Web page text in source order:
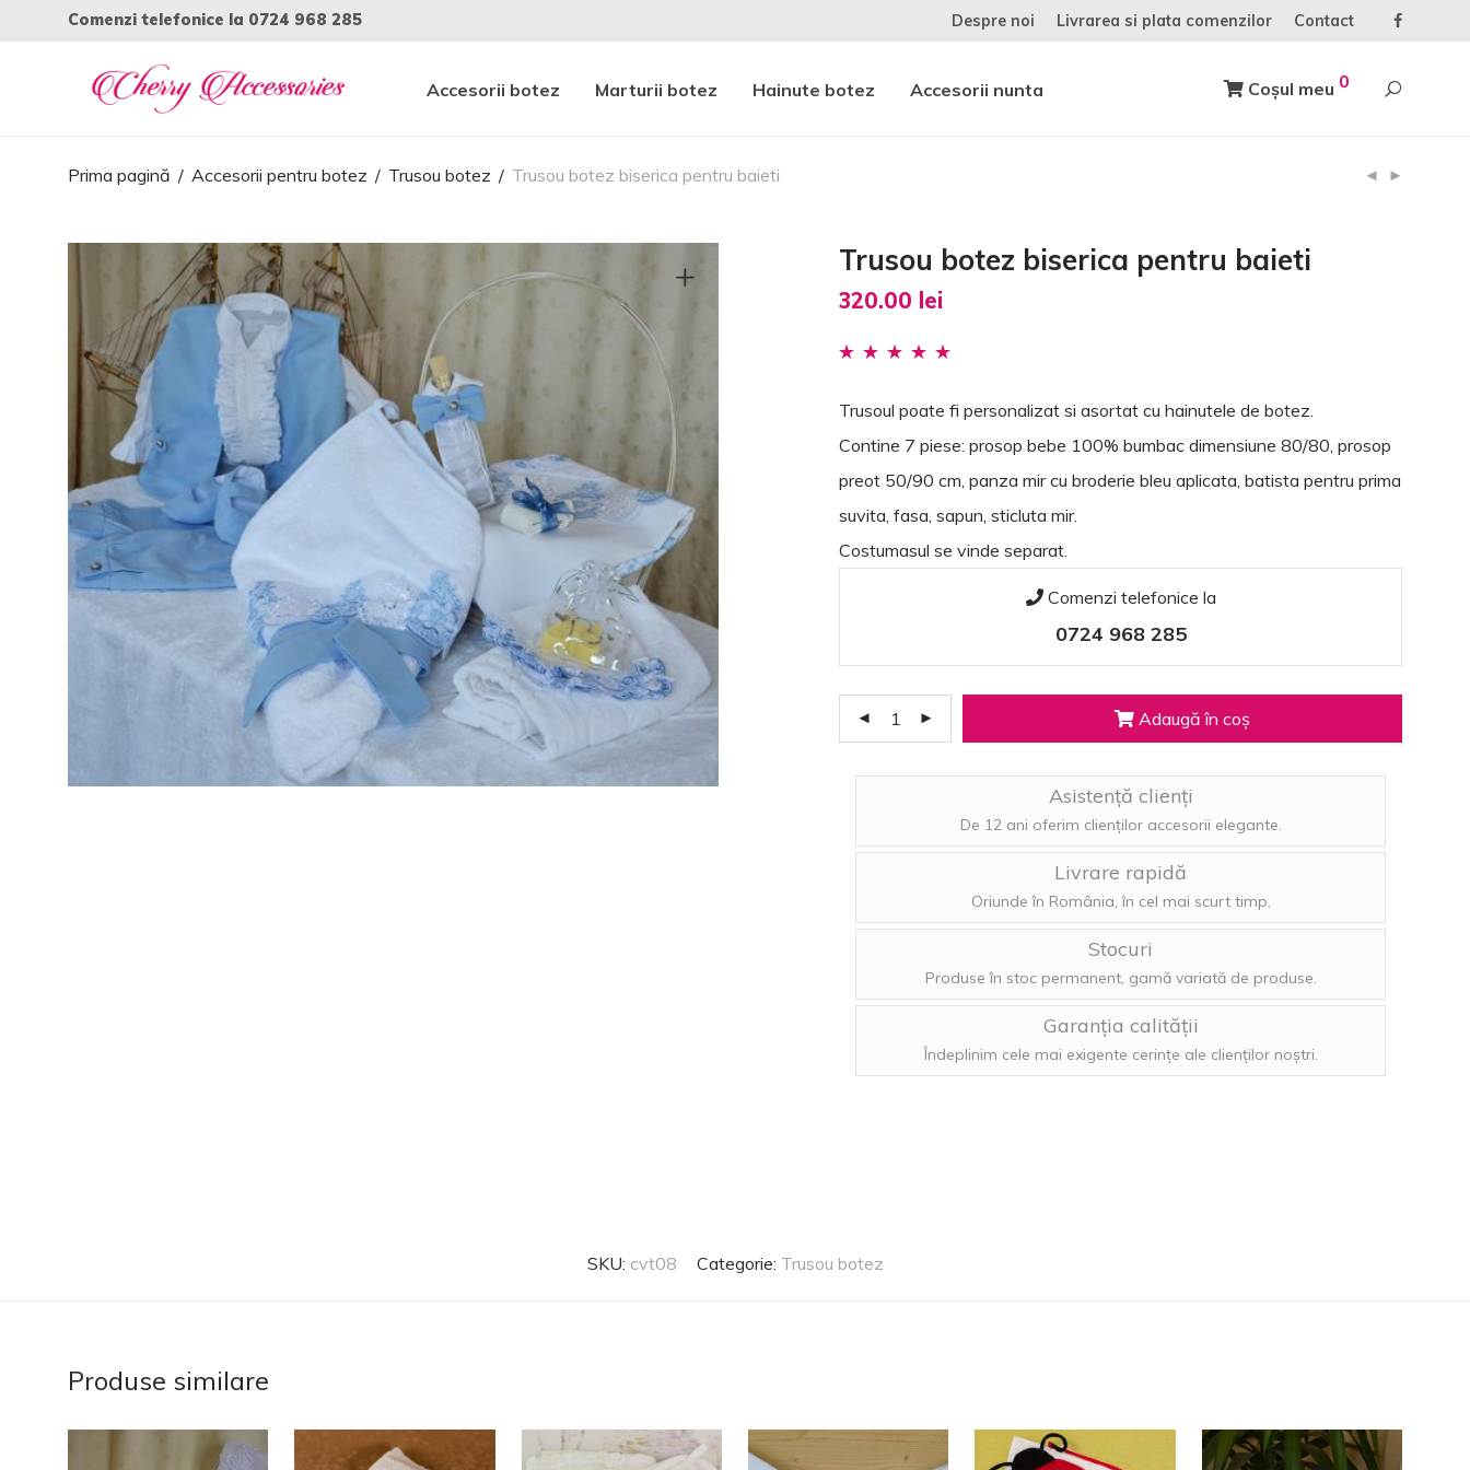
Comenzi telefonice la 0724 968 285 Despre noi Livrarea si plata comenzilor Contact
Accesorii botez Marturii botez Hainute botez Accesorii nunta Coșul meu 0
Prima pagină / Accesorii pentru botez / Trusou botez / Trusou botez biserica pentru baieti
Trusou botez biserica pentru baieti
320.00 lei
din 5 pe baza
unei evaluări a
Trusoul poate fi personalizat si asortat cu hainutele de botez.
Contine 7 piese: prosop bebe 100% bumbac dimensiune 80/80, prosop
preot 50/90 cm, panza mir cu broderie bleu aplicata, batista pentru prima
suvita, fasa, sapun, sticluta mir.
Costumasul se vinde separat.
Comenzi telefonice la
0724 968 285
Adaugă în coș
Asistență clienți
De 12 ani oferim clienților accesorii elegante.
Livrare rapidă
Oriunde în România, în cel mai scurt timp.
Stocuri
Produse în stoc permanent, gamă variată de produse.
Garanția calității
Îndeplinim cele mai exigente cerințe ale clienților noștri.
SKU: cvt08 Categorie: Trusou botez
Produse similare